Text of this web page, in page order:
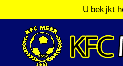
U bekijkt